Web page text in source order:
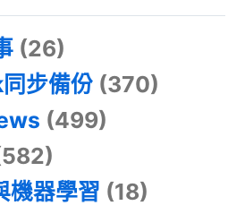
(26)
步備份 (370)
(499)
機器學習 (18)